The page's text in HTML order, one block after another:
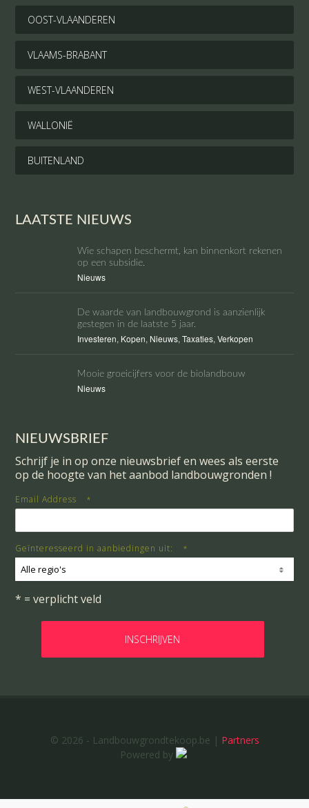
OOST-VLAANDEREN
VLAAMS-BRABANT
WEST-VLAANDEREN
WALLONIË
BUITENLAND
LAATSTE NIEUWS
Wie schapen beschermt, kan binnenkort rekenen
op een subsidie.
Nieuws
De waarde van landbouwgrond is aanzienlijk
gestegen in de laatste 5 jaar.
Investeren, Kopen, Nieuws,Taxaties,Verkopen
Mooie groeicijfers voor de biolandbouw
Nieuws
NIEUWSBRIEF
Schrijf je in op onze nieuwsbrief en wees als eerste
op de hoogte van het aanbod landbouwgronden !
Email Address *
Geïnteresseerd in aanbiedingen uit: *
Alle regio's
* = verplicht veld
© 2026 - Landbouwgrondtekoop.be | Partners
Powered by